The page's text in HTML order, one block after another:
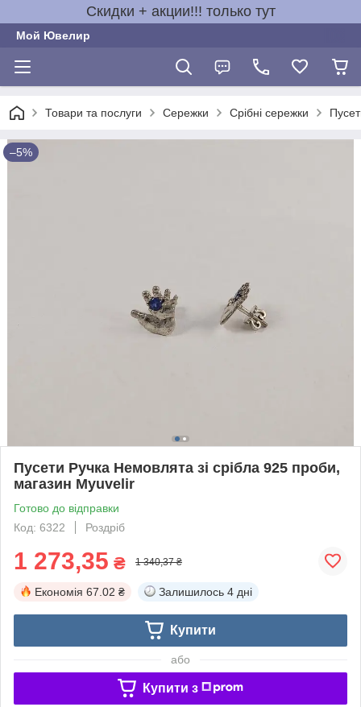
Скидки + акции!!! только тут
Мой Ювелир
Товари та послуги Сережки Срібні сережки
–5%
Пусети Ручка Немовлята зі срібла 925 проби,
магазин Myuvelir
Готово до відправки
Код: 6322
Роздріб
1 273,35 ₴ 1 340,37 ₴
Економія 67.02 ₴ Залишилось 4 дні
Купити
або
Купити з